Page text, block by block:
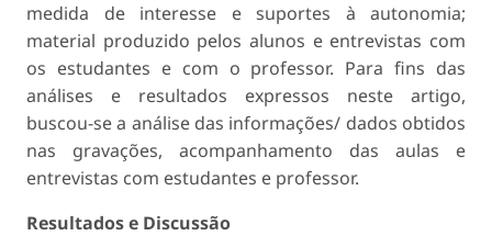
medida de interesse e suportes à autonomia;
material produzido pelos alunos e entrevistas com
os estudantes e com o professor. Para fins das
análises e resultados expressos neste artigo,
buscou-se a análise das informações/ dados obtidos
nas gravações, acompanhamento das aulas e
entrevistas com estudantes e professor.
Resultados e Discussão